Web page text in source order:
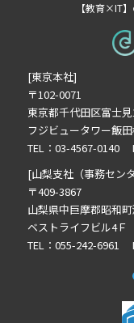
2025年4月の記事
2025年3月の記事
2025年2月の記事一
2024年9月の記事一
2024年6月の記事一
2024年5月の記事
2024年3月の記事
2023年10月の記事
2023年3月の記事一
2022年12月の記事
2022年8月の記事
2022年5月の記事
2022年4月の記事
【教育×IT
[東京本社]
〒102-0071
東京都千代田区富士
フジビュータワー飯
TEL：03-4567-0140
[山梨支社（事務セン
〒409-3867
山梨県中巨摩郡昭和
ベストライフビル4Ｆ
TEL：055-242-6961